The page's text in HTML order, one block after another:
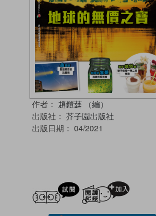
作者： 趙鎧莛 （編）
出版社： 芥子園出版社
出版日期： 04/2021
試閲